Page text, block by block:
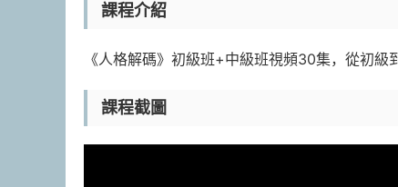
課程介紹
《人格解碼》初級班+中級班視頻30集，從初級
課程截圖